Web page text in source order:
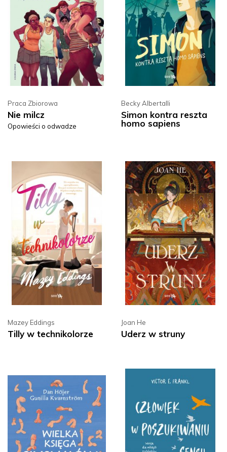
Praca Zbiorowa
Nie milcz
Opowieści o odwadze
Becky Albertalli
Simon kontra reszta
homo sapiens
Mazey Eddings
Tilly w technikolorze
Joan He
Uderz w struny